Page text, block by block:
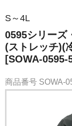
S～4L
0595シリーズ
(ストレッチ)(
[SOWA-0595-
商品番号 SOWA-